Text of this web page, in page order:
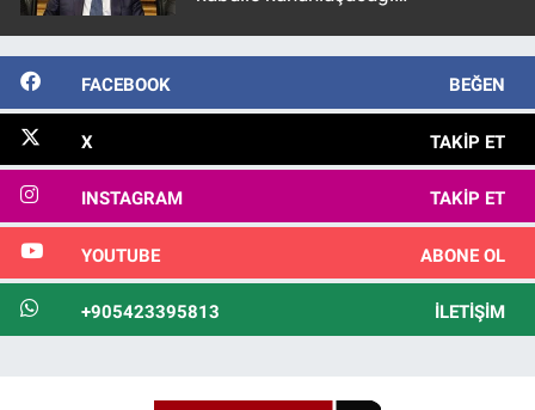
FACEBOOK BEĞEN
X TAKIP ET
INSTAGRAM TAKIP ET
YOUTUBE ABONE OL
+905423395813 İLETIŞIM